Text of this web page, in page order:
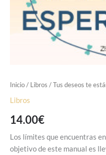
Inicio/ Libros / Tus deseos te
Libros
14.00€
Los límites que encuentras
objetivo de este manual es